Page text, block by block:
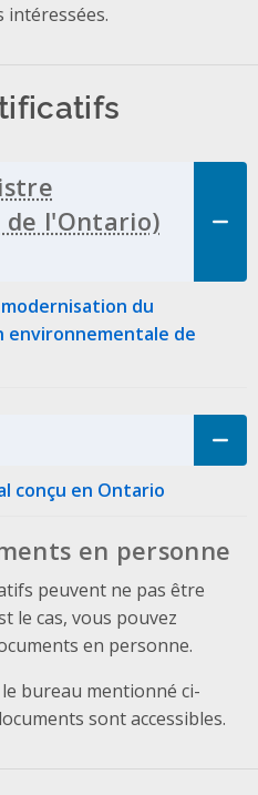
intéressées.
du
environnementale de
to Expand
conçu en Ontario
en personne
peuvent ne pas être
le cas, vous pouvez
en personne.
bureau mentionné ci-
sont accessibles.